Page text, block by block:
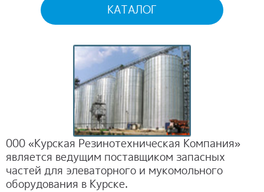
НОВОСТИ
КОНТАКТЫ
КАТАЛОГ
000 «Курская Резинотехническая Компания»
является ведущим поставщиком запасных
частей для элеваторного и мукомольного
оборудования в Курске.